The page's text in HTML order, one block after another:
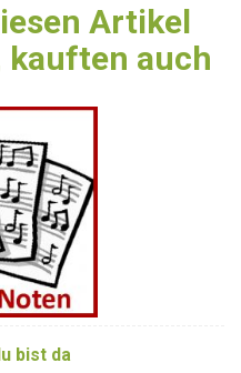
Artikel
kauften auch
bist da